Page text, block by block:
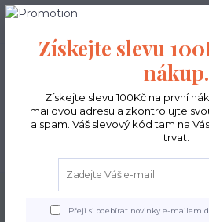
Kabelky ekologické Kabelky střední
Získejte slevu
nákup.
Získejte slevu 100Kč na první
mailovou adresu a zkontrolujte
a spam. Váš slevový kód tam na
trvat.
Přeji si odebírat novinky e-mailem